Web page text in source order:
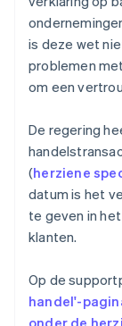
is deze wet
problemen
om een
De regering
(herziene
datum is het
te geven in
klanten.
Op de
handel'-
onder de